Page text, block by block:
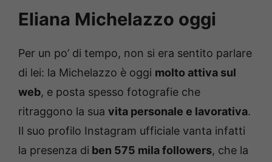
Eliana Michelazzo oggi
Per un po’ di tempo, non si era sentito parlare
di lei: la Michelazzo è oggi molto attiva sul
web, e posta spesso fotografie che
ritraggono la sua vita personale e lavorativa.
Il suo profilo Instagram ufficiale vanta infatti
la presenza di ben 575 mila followers, che la